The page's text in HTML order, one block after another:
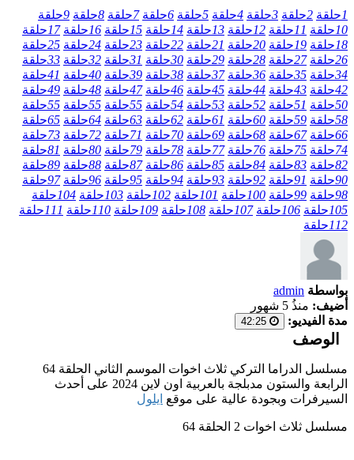
1حلقة 2حلقة 3حلقة 4حلقة 5حلقة 6حلقة 7حلقة 8حلقة 9حلقة
10حلقة 11حلقة 12حلقة 13حلقة 14حلقة 15حلقة 16حلقة 17حلقة
18حلقة 19حلقة 20حلقة 21حلقة 22حلقة 23حلقة 24حلقة 25حلقة
26حلقة 27حلقة 28حلقة 29حلقة 30حلقة 31حلقة 32حلقة 33حلقة
34حلقة 35حلقة 36حلقة 37حلقة 38حلقة 39حلقة 40حلقة 41حلقة
42حلقة 43حلقة 44حلقة 45حلقة 46حلقة 47حلقة 48حلقة 49حلقة
50حلقة 51حلقة 52حلقة 53حلقة 54حلقة 55حلقة 55حلقة 55حلقة
58حلقة 59حلقة 60حلقة 61حلقة 62حلقة 63حلقة 64حلقة 65حلقة
66حلقة 67حلقة 68حلقة 69حلقة 70حلقة 71حلقة 72حلقة 73حلقة
74حلقة 75حلقة 76حلقة 77حلقة 78حلقة 79حلقة 80حلقة 81حلقة
82حلقة 83حلقة 84حلقة 85حلقة 86حلقة 87حلقة 88حلقة 89حلقة
90حلقة 91حلقة 92حلقة 93حلقة 94حلقة 95حلقة 96حلقة 97حلقة
98حلقة 99حلقة 100حلقة 101حلقة 102حلقة 103حلقة 104حلقة
105حلقة 106حلقة 107حلقة 108حلقة 109حلقة 110حلقة 111حلقة
112حلقة
بواسطة admin
أضيف: منذُ 5 شهور
مدة الفيديو:
الوصف
مسلسل الدراما التركي ثلاث اخوات الموسم الثاني الحلقة 64
الرابعة والستون مدبلجة بالعربية اون لاين 2024 على أحدث
السيرفرات وبجودة عالية على موقع ايلول
مسلسل ثلاث اخوات 2 الحلقة 64